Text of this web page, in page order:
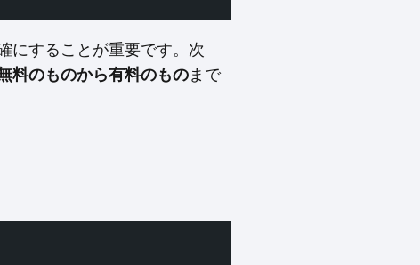
にすることが重要です。次
料のものから有料のものまで